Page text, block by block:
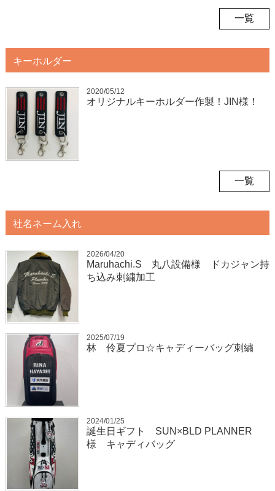
一覧
キーホルダー
2020/05/12
オリジナルキーホルダー作製！JIN様！
一覧
社名ネーム入れ
2026/04/20
Maruhachi.S 丸八設備様 ドカジャン持
ち込み刺繍加工
2025/07/19
林 伶夏プロ☆キャディーバッグ刺繍
2024/01/25
誕生日ギフト SUN×BLD PLANNER
様 キャディバッグ